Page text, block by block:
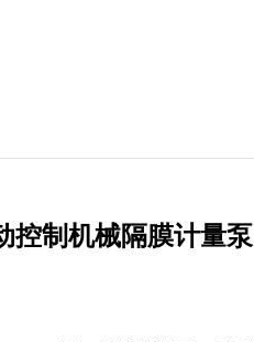
控制机械隔膜计量泵